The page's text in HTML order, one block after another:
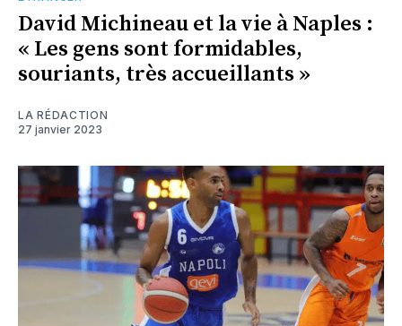
David Michineau et la vie à Naples :
« Les gens sont formidables,
souriants, très accueillants »
LA RÉDACTION
27 janvier 2023